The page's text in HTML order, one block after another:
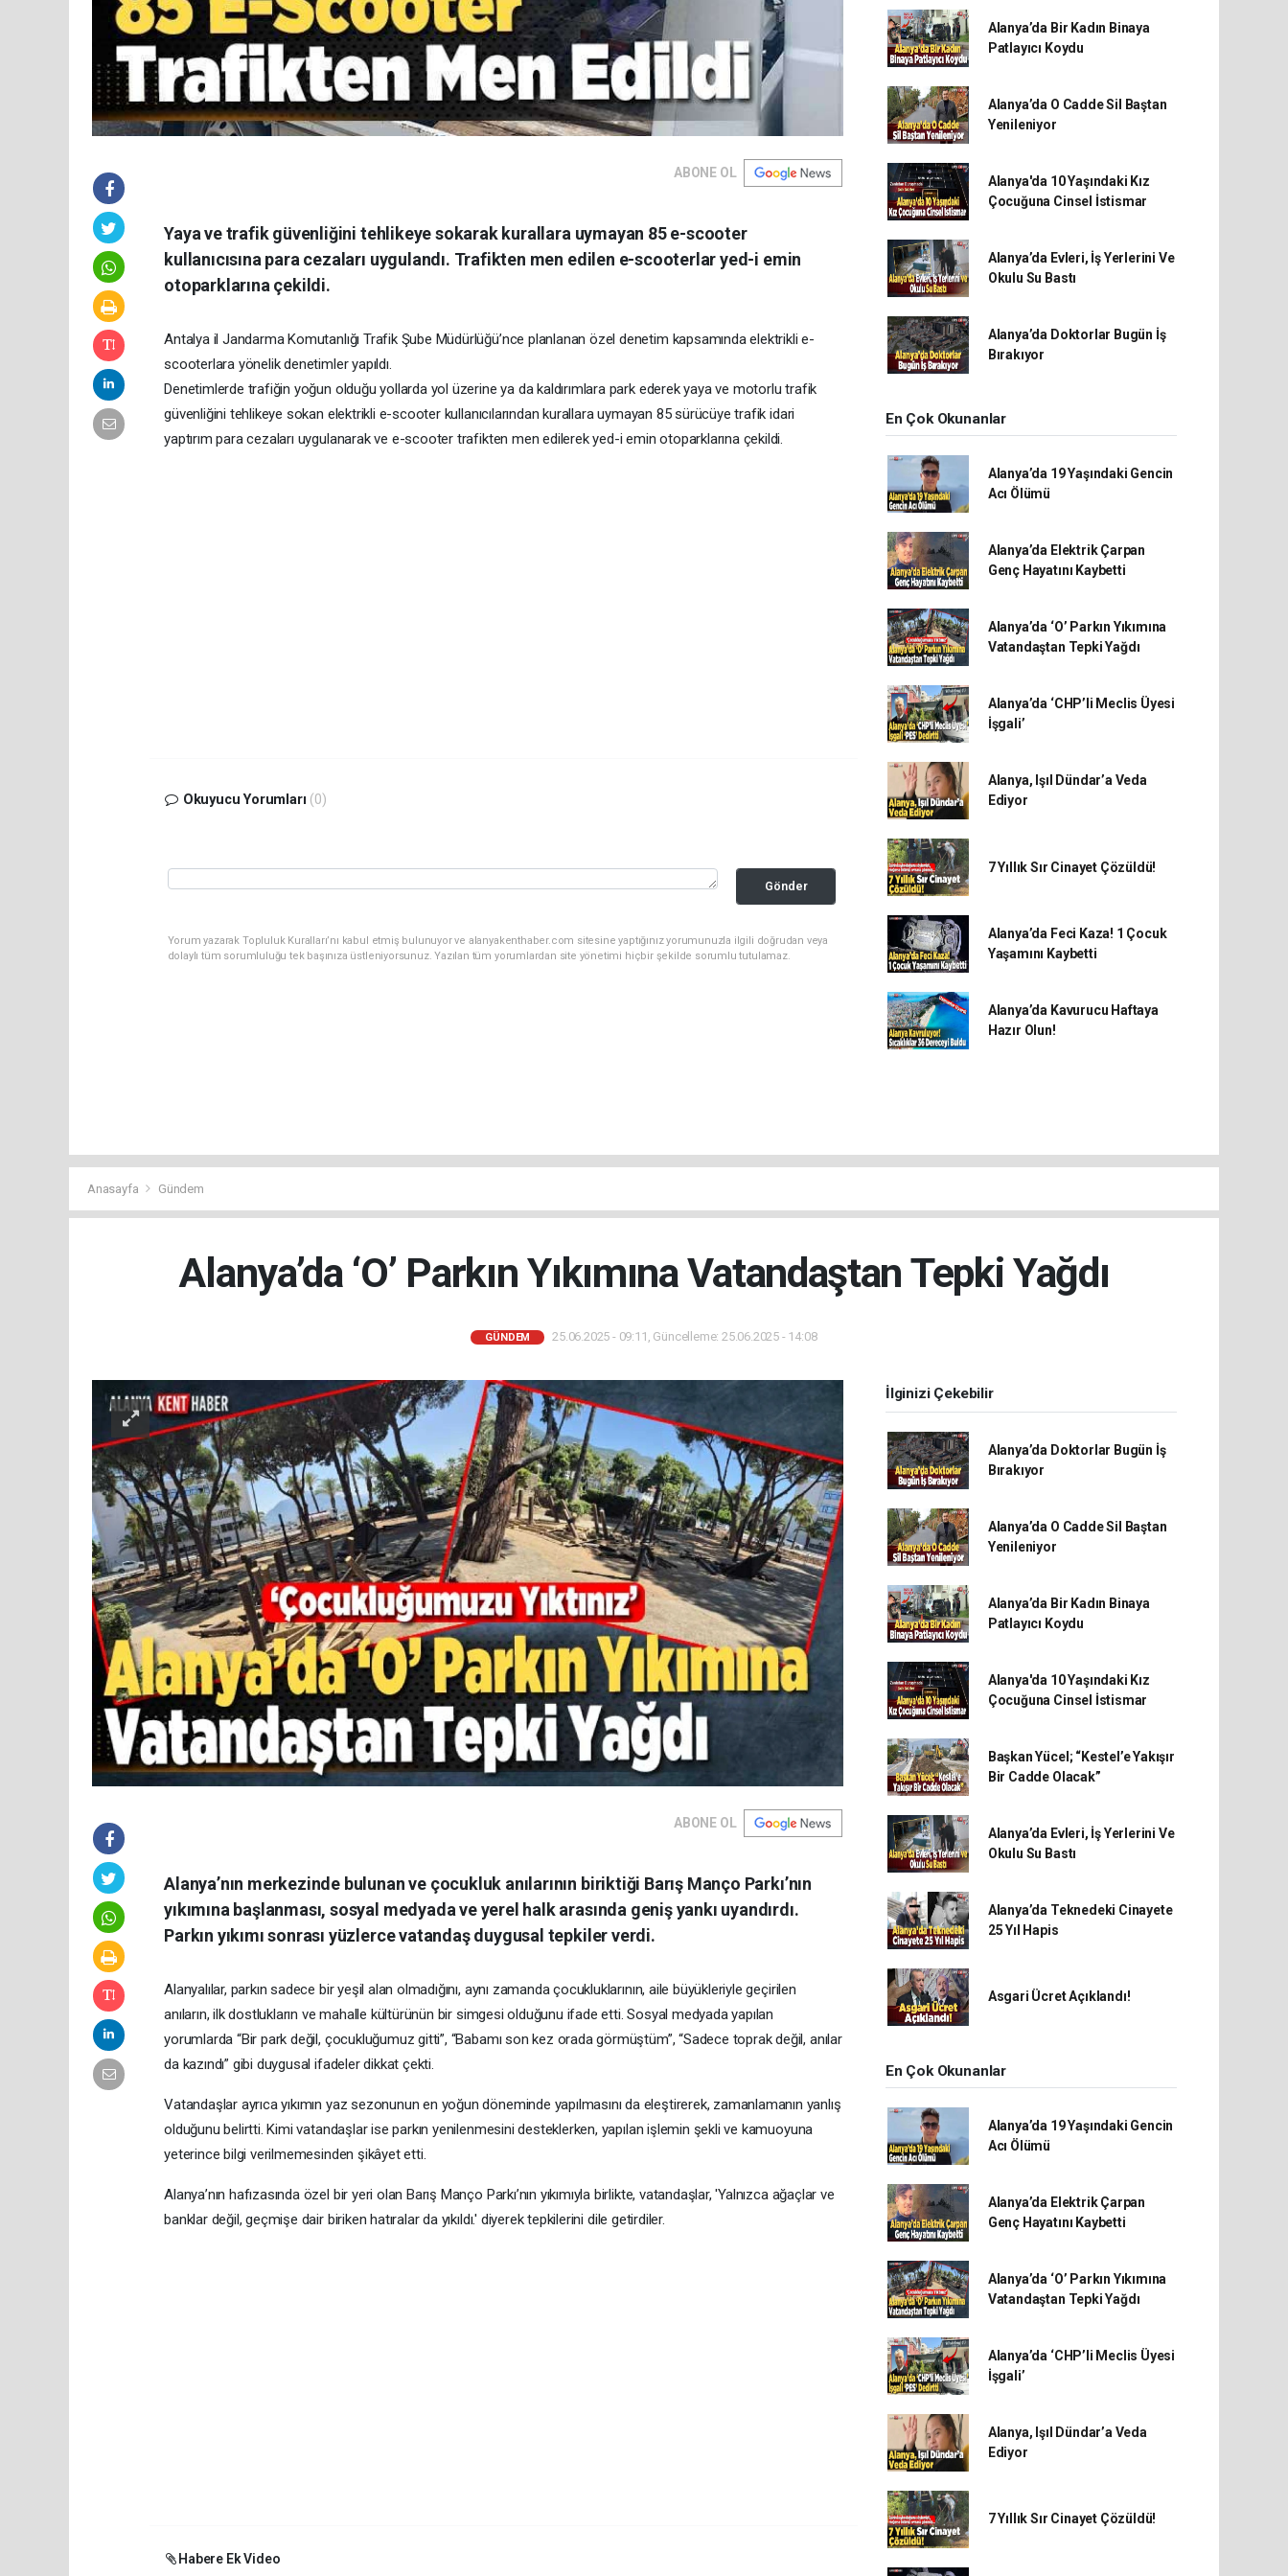
ABONE OL
Yaya ve trafik güvenliğini tehlikeye sokarak kurallara uymayan 85 e-scooter
kullanıcısına para cezaları uygulandı. Trafikten men edilen e-scooterlar yed-i emin
otoparklarına çekildi.
Antalya il Jandarma Komutanlığı Trafik Şube Müdürlüğü’nce planlanan özel denetim kapsamında elektrikli e-
scooterlara yönelik denetimler yapıldı.
Denetimlerde trafiğin yoğun olduğu yollarda yol üzerine ya da kaldırımlara park ederek yaya ve motorlu trafik
güvenliğini tehlikeye sokan elektrikli e-scooter kullanıcılarından kurallara uymayan 85 sürücüye trafik idari
yaptırım para cezaları uygulanarak ve e-scooter trafikten men edilerek yed-i emin otoparklarına çekildi.
Okuyucu Yorumları (0)
Gönder
Yorum yazarak Topluluk Kuralları’nı kabul etmiş bulunuyor ve alanyakenthaber.com sitesine yaptığınız yorumunuzla ilgili doğrudan veya
dolaylı tüm sorumluluğu tek başınıza üstleniyorsunuz. Yazılan tüm yorumlardan site yönetimi hiçbir şekilde sorumlu tutulamaz.
Alanya’da Bir Kadın Binaya
Patlayıcı Koydu
Alanya’da O Cadde Sil Baştan
Yenileniyor
Alanya'da 10 Yaşındaki Kız
Çocuğuna Cinsel İstismar
Alanya’da Evleri, İş Yerlerini Ve
Okulu Su Bastı
Alanya’da Doktorlar Bugün İş
Bırakıyor
En Çok Okunanlar
Alanya’da 19 Yaşındaki Gencin
Acı Ölümü
Alanya’da Elektrik Çarpan
Genç Hayatını Kaybetti
Alanya’da ‘O’ Parkın Yıkımına
Vatandaştan Tepki Yağdı
Alanya’da ‘CHP’li Meclis Üyesi
İşgali’
Alanya, Işıl Dündar’a Veda
Ediyor
7 Yıllık Sır Cinayet Çözüldü!
Alanya’da Feci Kaza! 1 Çocuk
Yaşamını Kaybetti
Alanya’da Kavurucu Haftaya
Hazır Olun!
Anasayfa Gündem
Alanya’da ‘O’ Parkın Yıkımına Vatandaştan Tepki Yağdı
GÜNDEM 25.06.2025 - 09:11, Güncelleme: 25.06.2025 - 14:08
ABONE OL
Alanya’nın merkezinde bulunan ve çocukluk anılarının biriktiği Barış Manço Parkı’nın
yıkımına başlanması, sosyal medyada ve yerel halk arasında geniş yankı uyandırdı.
Parkın yıkımı sonrası yüzlerce vatandaş duygusal tepkiler verdi.
Alanyalılar, parkın sadece bir yeşil alan olmadığını, aynı zamanda çocukluklarının, aile büyükleriyle geçirilen
anıların, ilk dostlukların ve mahalle kültürünün bir simgesi olduğunu ifade etti. Sosyal medyada yapılan
yorumlarda “Bir park değil, çocukluğumuz gitti”, “Babamı son kez orada görmüştüm”, “Sadece toprak değil, anılar
da kazındı” gibi duygusal ifadeler dikkat çekti.
Vatandaşlar ayrıca yıkımın yaz sezonunun en yoğun döneminde yapılmasını da eleştirerek, zamanlamanın yanlış
olduğunu belirtti. Kimi vatandaşlar ise parkın yenilenmesini desteklerken, yapılan işlemin şekli ve kamuoyuna
yeterince bilgi verilmemesinden şikâyet etti.
Alanya’nın hafızasında özel bir yeri olan Barış Manço Parkı’nın yıkımıyla birlikte, vatandaşlar, 'Yalnızca ağaçlar ve
banklar değil, geçmişe dair biriken hatıralar da yıkıldı.' diyerek tepkilerini dile getirdiler.
Habere Ek Video
İlginizi Çekebilir
Alanya’da Doktorlar Bugün İş
Bırakıyor
Alanya’da O Cadde Sil Baştan
Yenileniyor
Alanya’da Bir Kadın Binaya
Patlayıcı Koydu
Alanya'da 10 Yaşındaki Kız
Çocuğuna Cinsel İstismar
Başkan Yücel; “Kestel’e Yakışır
Bir Cadde Olacak”
Alanya’da Evleri, İş Yerlerini Ve
Okulu Su Bastı
Alanya’da Teknedeki Cinayete
25 Yıl Hapis
Asgari Ücret Açıklandı!
En Çok Okunanlar
Alanya’da 19 Yaşındaki Gencin
Acı Ölümü
Alanya’da Elektrik Çarpan
Genç Hayatını Kaybetti
Alanya’da ‘O’ Parkın Yıkımına
Vatandaştan Tepki Yağdı
Alanya’da ‘CHP’li Meclis Üyesi
İşgali’
Alanya, Işıl Dündar’a Veda
Ediyor
7 Yıllık Sır Cinayet Çözüldü!